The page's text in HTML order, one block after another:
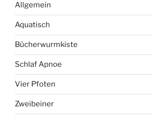
Allgemein
Aquatisch
Bücherwurmkiste
Schlaf Apnoe
Vier Pfoten
Zweibeiner